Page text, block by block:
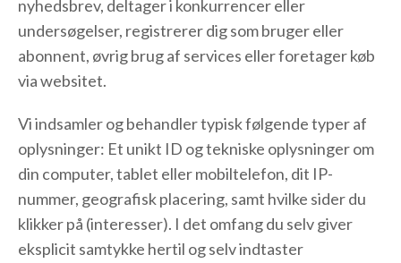
nyhedsbrev, deltager i konkurrencer eller
undersøgelser, registrerer dig som bruger eller
abonnent, øvrig brug af services eller foretager køb
via websitet.
Vi indsamler og behandler typisk følgende typer af
oplysninger: Et unikt ID og tekniske oplysninger om
din computer, tablet eller mobiltelefon, dit IP-
nummer, geografisk placering, samt hvilke sider du
klikker på (interesser). I det omfang du selv giver
eksplicit samtykke hertil og selv indtaster